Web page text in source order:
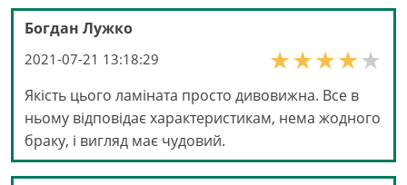
Богдан Лужко
2021-07-21 13:18:29
Якість цього ламіната просто дивовижна. Все в
ньому відповідає характеристикам, нема жодного
браку, і вигляд має чудовий.